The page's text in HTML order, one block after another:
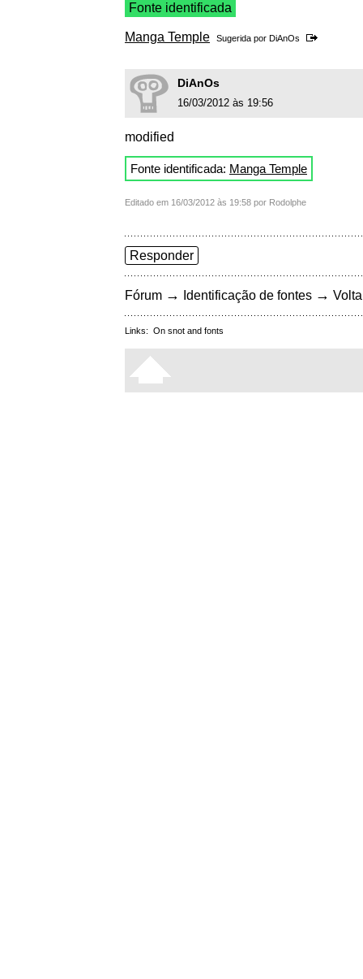
Fonte identificada
Manga Temple Sugerida por DiAnOs
DiAnOs
16/03/2012 às 19:56
modified
Fonte identificada: Manga Temple
Editado em 16/03/2012 às 19:58 por Rodolphe
Responder
Fórum → Identificação de fontes →
Links: On snot and fonts